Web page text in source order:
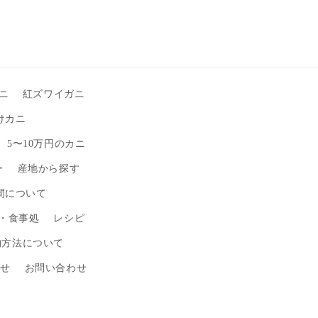
紅ズワイガニ
カニ
5〜10万円のカニ
産地から探す
について
食事処 レシピ
法について
お問い合わせ